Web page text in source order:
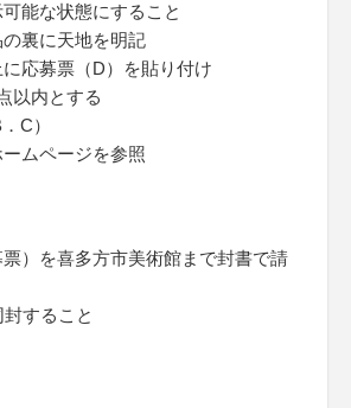
能な状態にすること
裏に天地を明記
応募票（D）を貼り付け
以内とする
C）
ムページを参照
）を喜多方市美術館まで封書で請
すること